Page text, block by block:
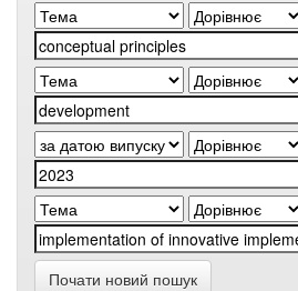
Почати новий пошук